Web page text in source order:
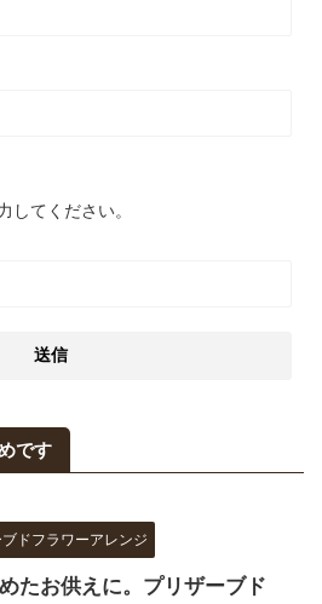
してください。
です
ドフラワーアレンジ
たお供えに。プリザーブド